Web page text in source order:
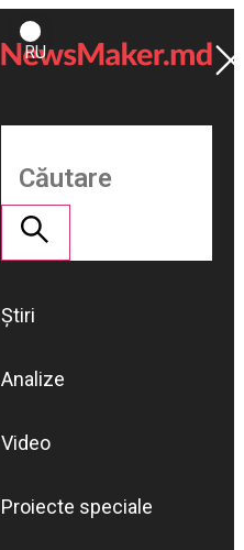
ROMÂNĂ
RU
Susține
NM
Știri
Analize
Video
Proiecte speciale